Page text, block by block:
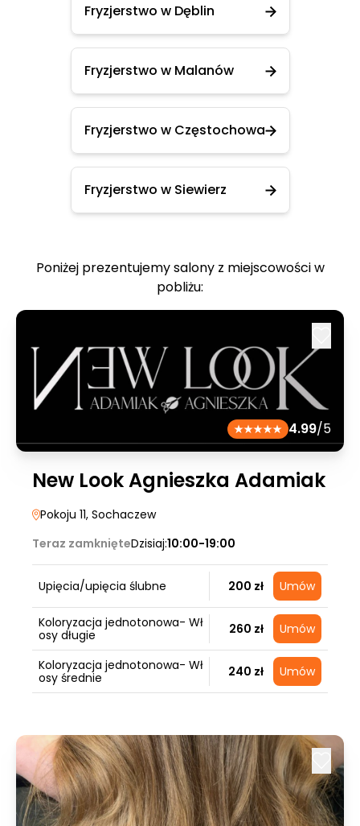
Fryzjerstwo w Dęblin
Fryzjerstwo w Malanów
Fryzjerstwo w Częstochowa
Fryzjerstwo w Siewierz
Poniżej prezentujemy salony z miejscowości w
pobliżu:
4.99/5
New Look Agnieszka Adamiak
Pokoju 11, Sochaczew
Teraz zamknięteDzisiaj:10:00-19:00
Upięcia/upięcia ślubne 200 zł Umów
Koloryzacja jednotonowa- Wł
osy długie
260 zł Umów
Koloryzacja jednotonowa- Wł
osy średnie
240 zł Umów